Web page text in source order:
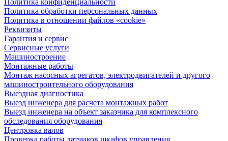
Политика конфиденциальности
Политика обработки персональных данных
Политика в отношении файлов «cookie»
Реквизиты
Гарантия и сервис
Сервисные услуги
Машиностроение
Монтажные работы
Монтаж насосных агрегатов, электродвигателей и другого
машиностроительного оборудования
Выездная диагностика
Выезд инженера для расчета монтажных работ
Выезд инженера на объект заказчика для комплексного
обследования оборудования
Центровка валов
Проверка работы датчиков шкафов управления